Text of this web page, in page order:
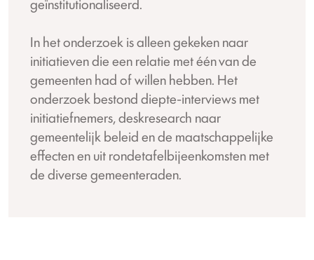
In het onderzoek is alleen gekeken naar
initiatieven die een relatie met één van de
gemeenten had of willen hebben. Het
onderzoek bestond diepte-interviews met
initiatiefnemers, deskresearch naar
gemeentelijk beleid en de maatschappelijke
effecten en uit rondetafelbijeenkomsten met
de diverse gemeenteraden.